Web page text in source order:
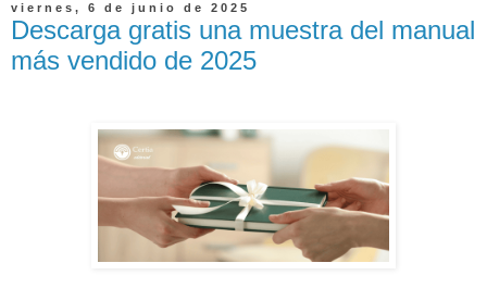
viernes, 6 de junio de 2025
Descarga gratis una muestra del manual
más vendido de 2025